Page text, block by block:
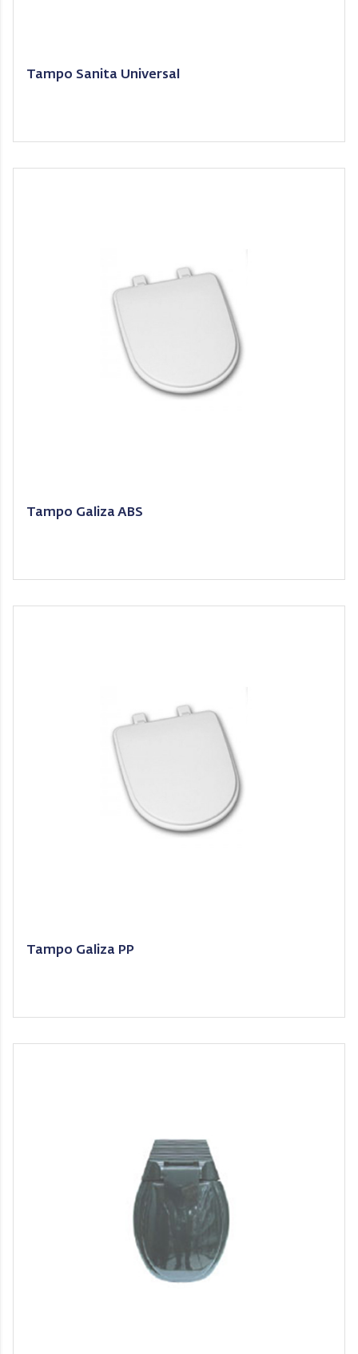
Tampo Sanita Universal
Tampo Galiza ABS
Tampo Galiza PP